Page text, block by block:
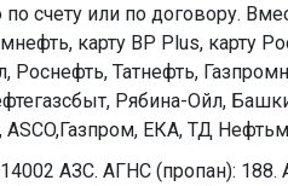
счету или по договору.
карту BP Plus, карту
Роснефть, Татнефть,
Рябина-Ойл,
ASCO,Газпром, ЕКА, ТД
14002 АЗС. АГНС (пропан):